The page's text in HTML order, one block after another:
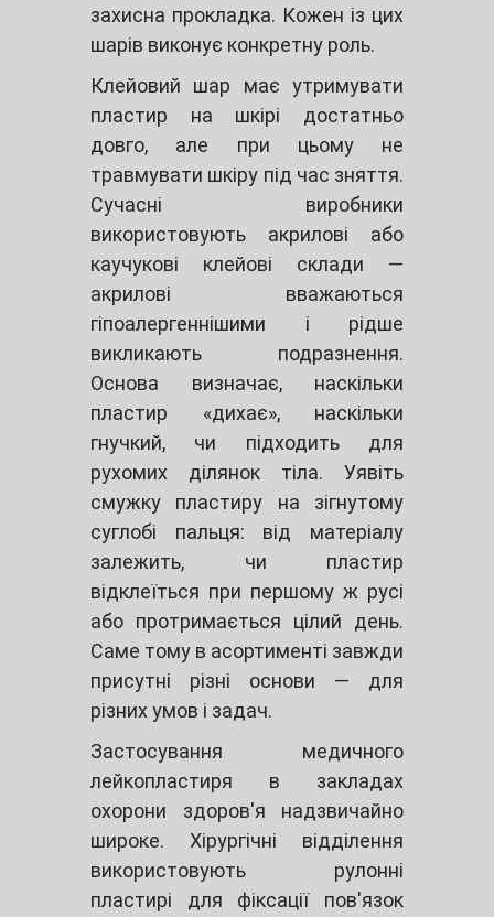
захисна прокладка. Кожен із цих
шарів виконує конкретну роль.
Клейовий шар має утримувати
пластир на шкірі достатньо
довго, але при цьому не
травмувати шкіру під час зняття.
Сучасні виробники
використовують акрилові або
каучукові клейові склади —
акрилові вважаються
гіпоалергеннішими і рідше
викликають подразнення.
Основа визначає, наскільки
пластир «дихає», наскільки
гнучкий, чи підходить для
рухомих ділянок тіла. Уявіть
смужку пластиру на зігнутому
суглобі пальця: від матеріалу
залежить, чи пластир
відклеїться при першому ж русі
або протримається цілий день.
Саме тому в асортименті завжди
присутні різні основи — для
різних умов і задач.
Застосування медичного
лейкопластиря в закладах
охорони здоров'я надзвичайно
широке. Хірургічні відділення
використовують рулонні
пластирі для фіксації пов'язок